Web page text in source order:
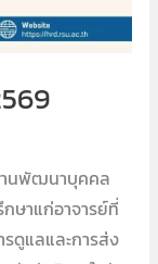
านพัฒนาบุคคล
ษาแก่อาจารย์ที่
ดูแลและการส่ง